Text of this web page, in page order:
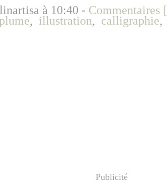
à 10:40 - Commentaires [
plume, illustration, calligraphie,
Publicité